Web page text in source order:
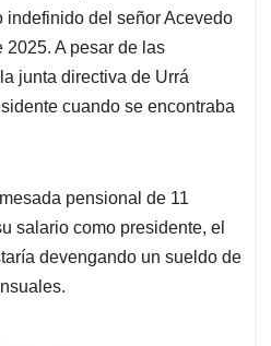
indefinido del señor Acevedo
A pesar de las
junta directiva de Urrá
cuando se encontraba
pensional de 11
salario como presidente, el
devengando un sueldo de